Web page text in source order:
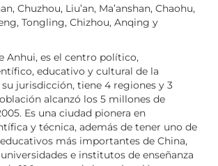
Chuzhou, Liu’an, Ma’anshan, Chaohu,
Tongling, Chizhou, Anqing y
Anhui, es el centro político,
educativo y cultural de la
jurisdicción, tiene 4 regiones y 3
alcanzó los 5 millones de
Es una ciudad pionera en
y técnica, además de tener uno de
más importantes de China,
e institutos de enseñanza